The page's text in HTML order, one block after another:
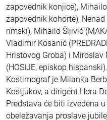
zapovednik konjice),
zapovednik kohorte),
rimski), Mihailo Šljivić
Vladimir Kosanić
Hristovog Groba) i
(HOSIJE, episkop hispanski).
Kostimograf je Milanka
Kostjukov, a dirigent Hora
Predstava će biti izvedena
obeležavanja proslave